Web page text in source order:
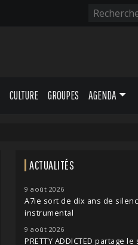
CULTURE GROUPES AGENDA
ACTUALITÉS
9 août 2026
A7ie sort de dix ans de
instrumental
9 août 2026
PRETTY ADDICTED partage